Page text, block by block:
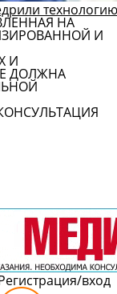
НА
И
И
ДОЛЖНА
вход